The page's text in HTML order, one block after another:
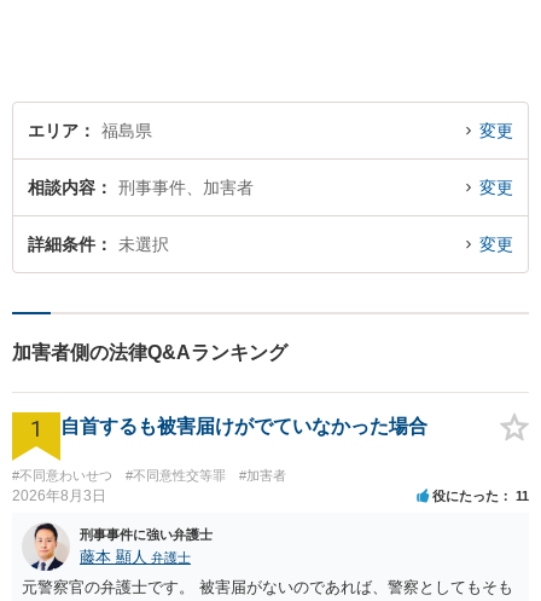
エリア 福島県 変更
相談内容 刑事事件、加害者 変更
詳細条件 未選択 変更
加害者側の法律Q&Aランキング
1 自首するも被害届けがでていなかった場合
#不同意わいせつ #不同意性交等罪 #加害者
2026年8月3日 役にたった 11
刑事事件に強い弁護士
藤本 顯人 弁護士
元警察官の弁護士です。 被害届がないのであれば、警察としてもそも